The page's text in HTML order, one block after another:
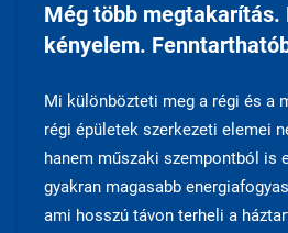
Még több megtakarítás.
kényelem.
Mi különbözteti meg a régi és a
régi épületek szerkezeti elemei
hanem műszaki szempontból is
gyakran magasabb
ami hosszú távon terheli a